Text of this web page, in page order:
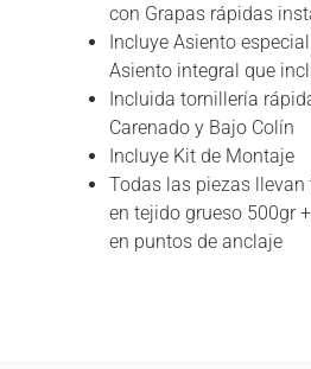
con Grapas rápidas
Incluye Asiento
Asiento integral que
Incluida tornillería
Carenado y Bajo Colín
Incluye Kit de Montaje
Todas las piezas
en tejido grueso 500gr
en puntos de anclaje